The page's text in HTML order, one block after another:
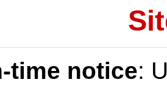
time notice: